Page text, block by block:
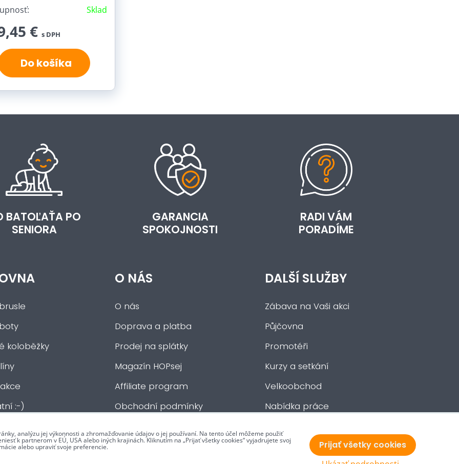
Sklad
€ s DPH
Do košíka
BATOĽAŤA PO
SENIORA
GARANCIA
SPOKOJNOSTI
RADI VÁM
PORADÍME
koloběžky
:-)
O NÁS
O nás
Doprava a platba
Prodej na splátky
Magazín HOPsej
Affiliate program
Obchodní podmínky
DALŠÍ SLUŽBY
Zábava na Vaši akci
Půjčovna
Promotéři
Kurzy a setkání
Velkoobchod
Nabídka práce
analýzu jej výkonnosti a zhromažďovanie údajov o jej používaní. Na tento účel môžeme použiť
k partnerom v EÚ, USA alebo iných krajinách. Kliknutím na „Prijať všetky cookies“ vyjadrujete svoj
alebo upraviť svoje preferencie. Prijať všetky cookies